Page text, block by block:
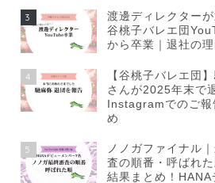
3
渡邊ディレクターが
谷桃子バレエ団
から卒業｜退社の理
4
【谷桃子バレエ団
さんが2025年末で
Instagramでのご報
め
5
ノノガファイナル
査の順番・呼ばれた
結果まとめ！HANA